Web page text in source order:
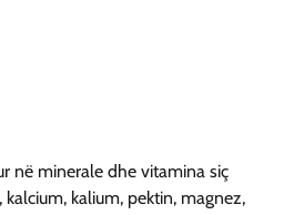
në minerale dhe vitamina siç
kalcium, kalium, pektin, magnez,